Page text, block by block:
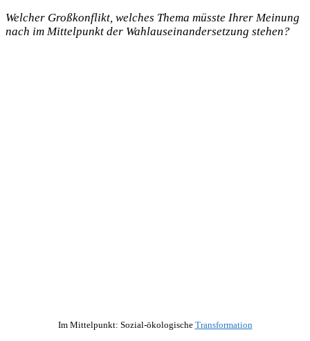
Welcher Großkonflikt, welches Thema müsste Ihrer Meinung
nach im Mittelpunkt der Wahlauseinandersetzung stehen?
Im Mittelpunkt: Sozial-ökologische Transformation